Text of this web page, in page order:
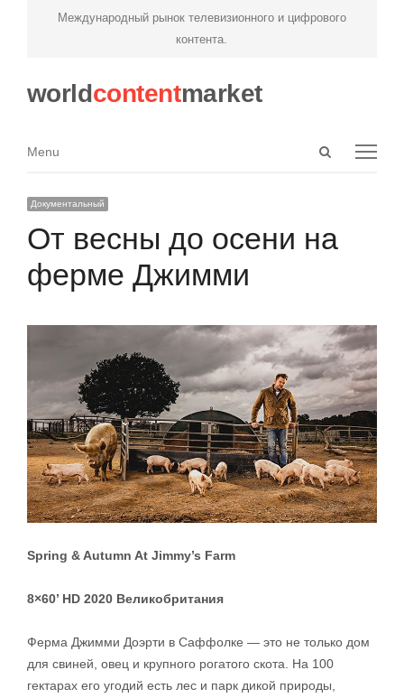
Международный рынок телевизионного и цифрового
контента.
worldcontentmarket
Open
Menu
Menu
Документальный
От весны до осени на
ферме Джимми
Spring & Autumn At Jimmy’s Farm
8×60’ HD 2020 Великобритания
Ферма Джимми Доэрти в Саффолке — это не только дом
для свиней, овец и крупного рогатого скота. На 100
гектарах его угодий есть лес и парк дикой природы,